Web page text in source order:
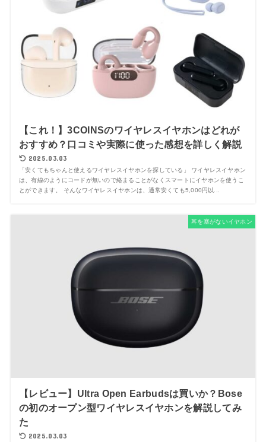
【これ！】3COINSのワイヤレスイヤホンはどれが
おすすめ？口コミや実際に使った感想を詳しく解説
2025.03.03
「安くてもちゃんと使えるワイヤレスイヤホンを探している」 ワイヤレスイヤホン
は、有線のようにコードが無いので絡まることがなくスマートにイヤホンを使うこ
とができます。 そんなワイヤレスイヤホンは、通常安くても5,000円以...
耳を塞がないイヤホン
【レビュー】Ultra Open Earbudsは買いか？Bose
の初のオープン型ワイヤレスイヤホンを解説してみ
た
2025.03.03